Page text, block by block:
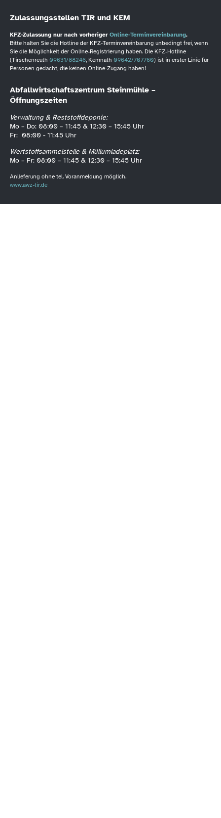
Zulassungsstellen TIR und KEM
KFZ-Zulassung nur nach vorheriger Online-Terminvereinbarung.
Bitte halten Sie die Hotline der KFZ-Terminvereinbarung unbedingt frei, wenn
Sie die Möglichkeit der Online-Registrierung haben. Die KFZ-Hotline
(Tirschenreuth 09631/88246, Kemnath 09642/707760) ist in erster Linie für
Personen gedacht, die keinen Online-Zugang haben!
Abfallwirtschaftszentrum Steinmühle –
Öffnungszeiten
Verwaltung & Reststoffdeponie:
Mo – Do: 08:00 – 11:45 & 12:30 – 15:45 Uhr
Fr: 08:00 - 11:45 Uhr
Wertstoffsammelstelle & Müllumladeplatz:
Mo – Fr: 08:00 – 11:45 & 12:30 – 15:45 Uhr
Anlieferung ohne tel. Voranmeldung möglich.
www.awz-tir.de